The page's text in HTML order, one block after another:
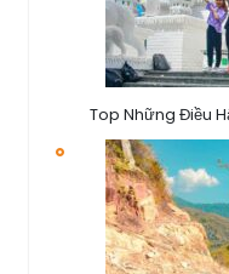
Top Những Điều